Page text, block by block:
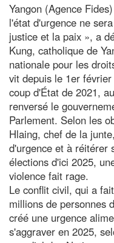
Yangon (Agence
l'état d'urgence ne
justice et la paix », a
Kung, catholique de
nationale pour les
vit depuis le 1er
coup d'État de 2021,
renversé le
Parlement. Selon les
Hlaing, chef de la
d'urgence et à réitérer
élections d'ici 2025,
violence fait rage.
Le conflit civil, qui a
millions de personnes
créé une urgence
s'aggraver en 2025,